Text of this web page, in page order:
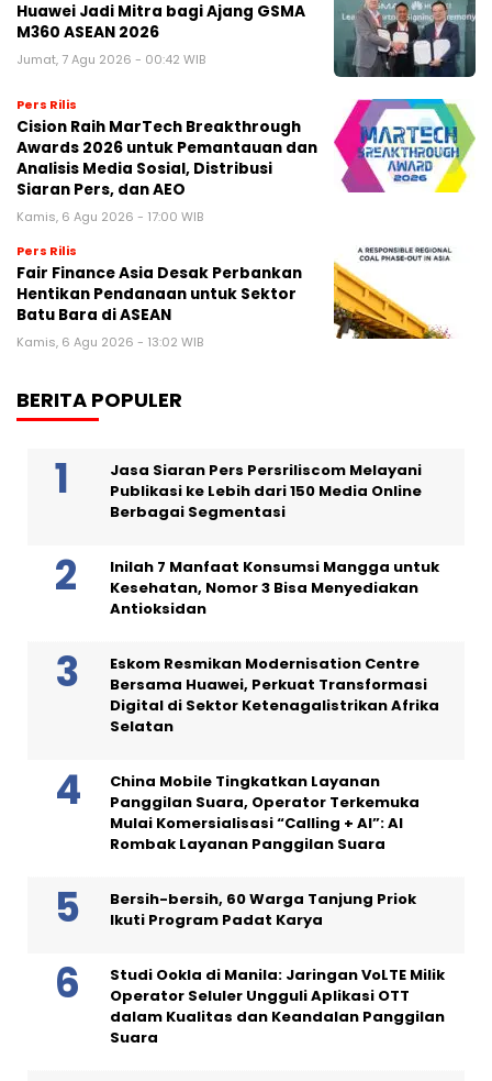
Huawei Jadi Mitra bagi Ajang GSMA
M360 ASEAN 2026
Jumat, 7 Agu 2026 - 00:42 WIB
Pers Rilis
Cision Raih MarTech Breakthrough
Awards 2026 untuk Pemantauan dan
Analisis Media Sosial, Distribusi
Siaran Pers, dan AEO
Kamis, 6 Agu 2026 - 17:00 WIB
Pers Rilis
Fair Finance Asia Desak Perbankan
Hentikan Pendanaan untuk Sektor
Batu Bara di ASEAN
Kamis, 6 Agu 2026 - 13:02 WIB
BERITA POPULER
Jasa Siaran Pers Persriliscom Melayani
Publikasi ke Lebih dari 150 Media Online
Berbagai Segmentasi
Inilah 7 Manfaat Konsumsi Mangga untuk
Kesehatan, Nomor 3 Bisa Menyediakan
Antioksidan
Eskom Resmikan Modernisation Centre
Bersama Huawei, Perkuat Transformasi
Digital di Sektor Ketenagalistrikan Afrika
Selatan
China Mobile Tingkatkan Layanan
Panggilan Suara, Operator Terkemuka
Mulai Komersialisasi “Calling + AI”: AI
Rombak Layanan Panggilan Suara
Bersih-bersih, 60 Warga Tanjung Priok
Ikuti Program Padat Karya
Studi Ookla di Manila: Jaringan VoLTE Milik
Operator Seluler Ungguli Aplikasi OTT
dalam Kualitas dan Keandalan Panggilan
Suara